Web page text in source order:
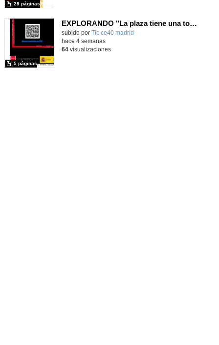
29 páginas
EXPLORANDO "La plaza tiene una torre" con MachaBOT
subido por Tic ce40 madrid
5 páginas
hace 4 semanas
64visualizaciones